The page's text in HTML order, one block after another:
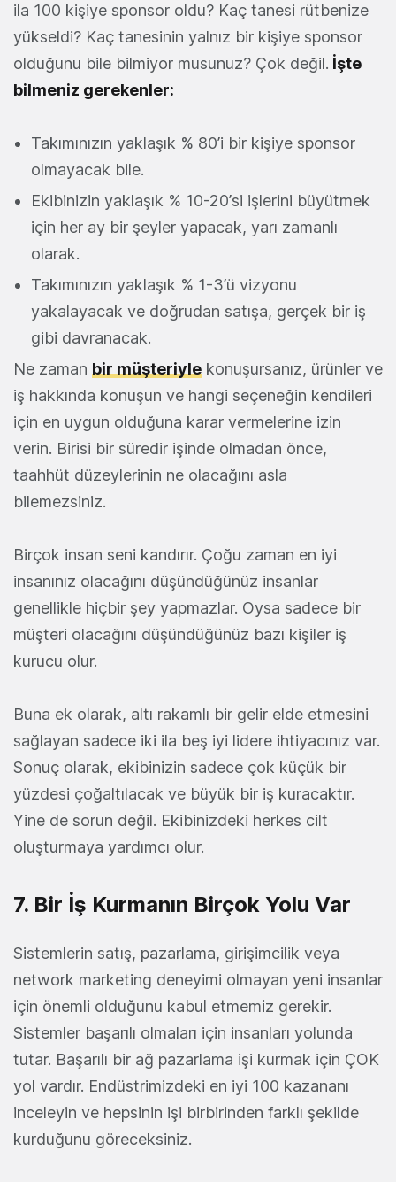
ila 100 kişiye sponsor oldu? Kaç tanesi rütbenize
yükseldi? Kaç tanesinin yalnız bir kişiye sponsor
olduğunu bile bilmiyor musunuz? Çok değil. İşte
bilmeniz gerekenler:
Takımınızın yaklaşık % 80’i bir kişiye sponsor
olmayacak bile.
Ekibinizin yaklaşık % 10-20’si işlerini büyütmek
için her ay bir şeyler yapacak, yarı zamanlı
olarak.
Takımınızın yaklaşık % 1-3’ü vizyonu
yakalayacak ve doğrudan satışa, gerçek bir iş
gibi davranacak.
Ne zaman bir müşteriyle konuşursanız, ürünler ve
iş hakkında konuşun ve hangi seçeneğin kendileri
için en uygun olduğuna karar vermelerine izin
verin. Birisi bir süredir işinde olmadan önce,
taahhüt düzeylerinin ne olacağını asla
bilemezsiniz.
Birçok insan seni kandırır. Çoğu zaman en iyi
insanınız olacağını düşündüğünüz insanlar
genellikle hiçbir şey yapmazlar. Oysa sadece bir
müşteri olacağını düşündüğünüz bazı kişiler iş
kurucu olur.
Buna ek olarak, altı rakamlı bir gelir elde etmesini
sağlayan sadece iki ila beş iyi lidere ihtiyacınız var.
Sonuç olarak, ekibinizin sadece çok küçük bir
yüzdesi çoğaltılacak ve büyük bir iş kuracaktır.
Yine de sorun değil. Ekibinizdeki herkes cilt
oluşturmaya yardımcı olur.
7. Bir İş Kurmanın Birçok Yolu Var
Sistemlerin satış, pazarlama, girişimcilik veya
network marketing deneyimi olmayan yeni insanlar
için önemli olduğunu kabul etmemiz gerekir.
Sistemler başarılı olmaları için insanları yolunda
tutar. Başarılı bir ağ pazarlama işi kurmak için ÇOK
yol vardır. Endüstrimizdeki en iyi 100 kazananı
inceleyin ve hepsinin işi birbirinden farklı şekilde
kurduğunu göreceksiniz.